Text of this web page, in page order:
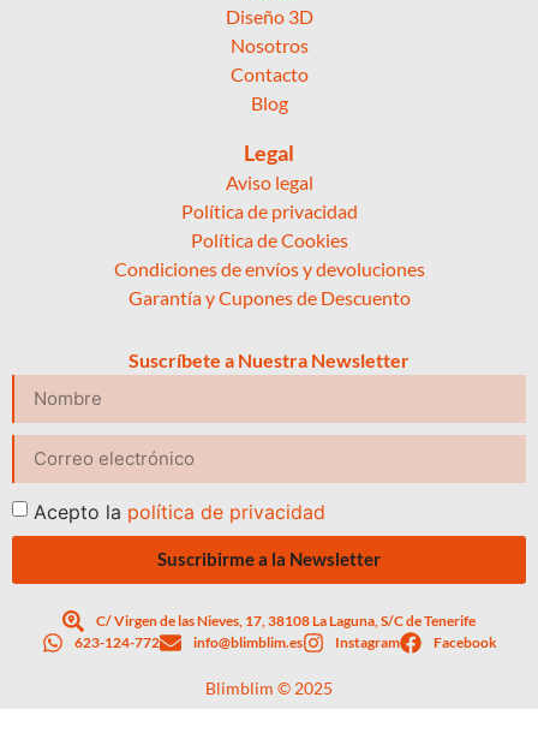
Diseño 3D
Nosotros
Contacto
Blog
Legal
Aviso legal
Política de privacidad
Política de Cookies
Condiciones de envíos y devoluciones
Garantía y Cupones de Descuento
Suscríbete a Nuestra Newsletter
Acepto la política de privacidad
Suscribirme a la Newsletter
C/ Virgen de las Nieves, 17, 38108 La Laguna, S/C de Tenerife
623-124-772
info@blimblim.es Instagram Facebook
Blimblim © 2025